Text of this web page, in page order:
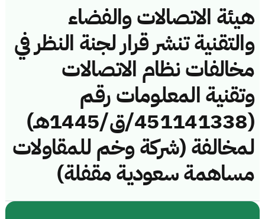
هيئة الاتصالات والفضاء
والتقنية تنشر قرار لجنة النظر في
مخالفات نظام الاتصالات
وتقنية المعلومات رقم
(451141338/ق/1445هـ)
لمخالفة (شركة وخم للمقاولات
مساهمة سعودية مقفلة)